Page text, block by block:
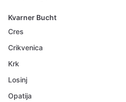
Kvarner Bucht
Cres
Crikvenica
Krk
Losinj
Opatija